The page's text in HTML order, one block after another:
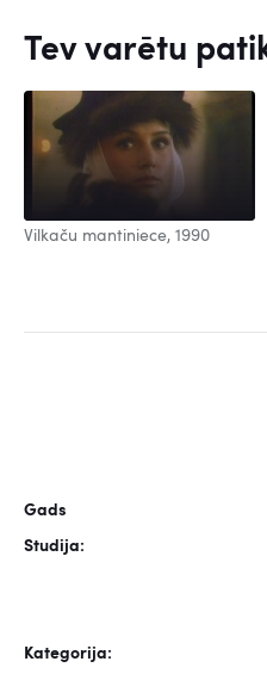
Tev varētu
Vilkaču mantiniece, 1990
Gads
Studija:
Kategorija: